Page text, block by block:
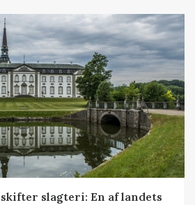
slagteri: En af landets